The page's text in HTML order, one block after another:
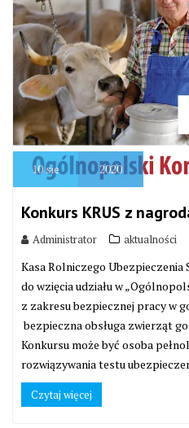
10sie 2020
Konkurs KRUS z
Administrator aktualności
Kasa Rolniczego Ubezpieczenia
do wzięcia udziału w
z zakresu bezpiecznej pracy w
bezpieczna obsługa zwierząt
Konkursu może być osoba
rozwiązywania testu
Czytaj więcej